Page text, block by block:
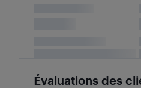
Évaluations des